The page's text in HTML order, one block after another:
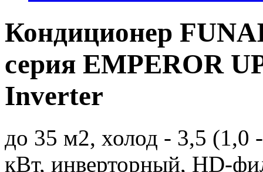
Кондиционер
серия EMPEROR
Inverter
до 35 м2, холод - 3,5 (1,0
кВт, инверторный, HD-